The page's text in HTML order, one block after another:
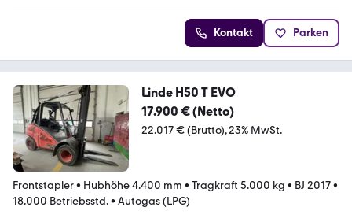
Kontakt Parken
Linde H50 T EVO
17.900 € (Netto)
22.017 € (Brutto) 23% MwSt.
Frontstapler• Hubhöhe 4.400 mm • Tragkraft 5.000 kg • BJ 2017•
18.000 Betriebsstd.• Autogas (LPG)